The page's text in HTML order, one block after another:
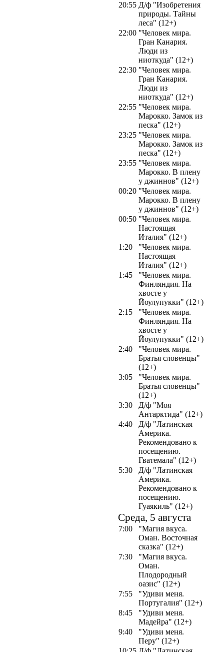
20:55 Д/ф "Изобретения
природы. Тайны
леса" (12+)
22:00 "Человек мира.
Гран Канария.
Люди из
ниоткуда" (12+)
22:30 "Человек мира.
Гран Канария.
Люди из
ниоткуда" (12+)
22:55 "Человек мира.
Марокко. Замок из
песка" (12+)
23:25 "Человек мира.
Марокко. Замок из
песка" (12+)
23:55 "Человек мира.
Марокко. В плену
у джиннов" (12+)
00:20 "Человек мира.
Марокко. В плену
у джиннов" (12+)
00:50 "Человек мира.
Настоящая
Италия" (12+)
1:20
"Человек мира.
Настоящая
Италия" (12+)
1:45
"Человек мира.
Финляндия. На
хвосте у
Йоулупукки" (12+)
2:15
"Человек мира.
Финляндия. На
хвосте у
Йоулупукки" (12+)
2:40
"Человек мира.
Братья словенцы"
(12+)
3:05
"Человек мира.
Братья словенцы"
(12+)
3:30
Д/ф "Моя
Антарктида" (12+)
4:40
Д/ф "Латинская
Америка.
Рекомендовано к
посещению.
Гватемала" (12+)
5:30
Д/ф "Латинская
Америка.
Рекомендовано к
посещению.
Гуаякиль" (12+)
Среда, 5 августа
7:00
"Магия вкуса.
Оман. Восточная
сказка" (12+)
7:30
"Магия вкуса.
Оман.
Плодородный
оазис" (12+)
7:55
"Удиви меня.
Португалия" (12+)
8:45
"Удиви меня.
Мадейра" (12+)
9:40
"Удиви меня.
Перу" (12+)